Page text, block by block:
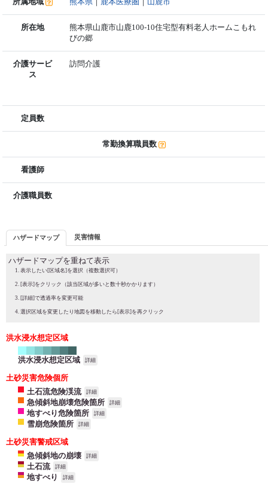
所在地
熊本県山鹿市山鹿100-10住宅型有料老人ホームこもれ
びの郷
介護サービ
ス
訪問介護
定員数
常勤換算職員数
看護師
介護職員数
ハザードマップ 災害情報
ハザードマップを重ねて表示
表示したい[区域名]を選択（複数選択可）
[表示]をクリック（該当区域が多いと数十秒かかります）
[詳細]で透過率を変更可能
選択区域を変更したり地図を移動したら[表示]を再クリック
洪水浸水想定区域
洪水浸水想定区域 詳細
土砂災害危険個所
土石流危険渓流
詳細
急傾斜地崩壊危険箇所 詳細
地すべり危険箇所 詳細
雪崩危険箇所 詳細
土砂災害警戒区域
急傾斜地の崩壊
詳細
土石流 詳細
地すべり 詳細